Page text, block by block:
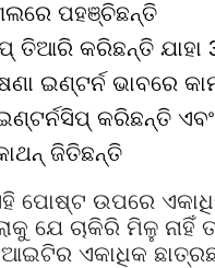
ପହଞ୍ଚିଛନ୍ତି
ତିଆରି କରିଛନ୍ତି
ଇଣ୍ଟର୍ନ ଭାବରେ
କରିଛନ୍ତି
ଜିତିଛନ୍ତି
ପୋଷ୍ଟ ଉପରେ
ଯେ ଚାକିରି ମିଳୁ ନାହିଁ
ଏକାଧିକ